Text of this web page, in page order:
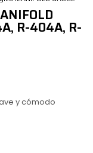
R-404A, R-
y cómodo